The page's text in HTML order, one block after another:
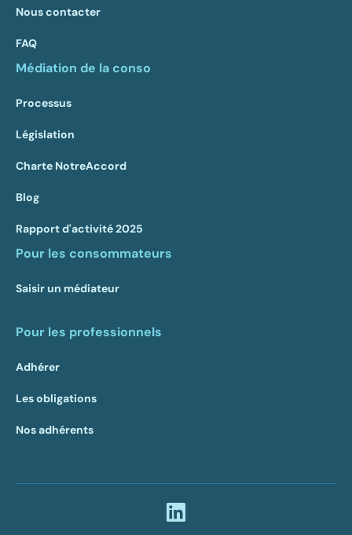
Nous contacter
FAQ
Médiation de la conso
Processus
Législation
Charte NotreAccord
Blog
Rapport d'activité 2025
Pour les consommateurs
Saisir un médiateur
Pour les professionnels
Adhérer
Les obligations
Nos adhérents